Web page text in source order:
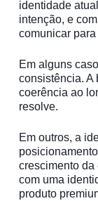
identidade
intenção, e
comunicar
Em alguns
consistência. A
coerência ao
resolve.
Em outros, a
crescimento da
com uma
produto